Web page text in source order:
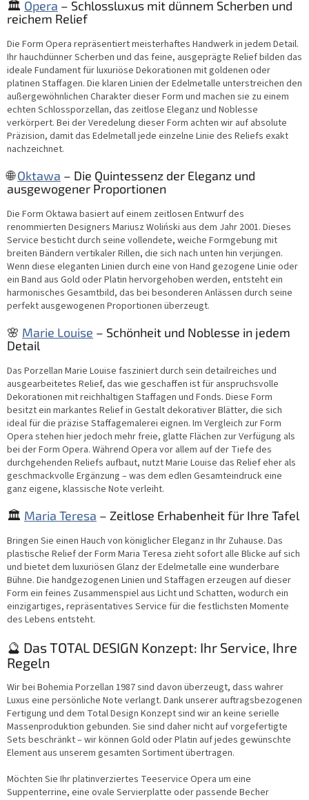
r
s
t
e
🏛️ Opera – Schlossluxus mit dünnem Scherben und
reichem Relief
Die Form Opera repräsentiert meisterhaftes Handwerk in jedem Detail.
Ihr hauchdünner Scherben und das feine, ausgeprägte Relief bilden das
ideale Fundament für luxuriöse Dekorationen mit goldenen oder
platinen Staffagen. Die klaren Linien der Edelmetalle unterstreichen den
außergewöhnlichen Charakter dieser Form und machen sie zu einem
echten Schlossporzellan, das zeitlose Eleganz und Noblesse
verkörpert. Bei der Veredelung dieser Form achten wir auf absolute
Präzision, damit das Edelmetall jede einzelne Linie des Reliefs exakt
nachzeichnet.
🌐Oktawa – Die Quintessenz der Eleganz und
ausgewogener Proportionen
Die Form Oktawa basiert auf einem zeitlosen Entwurf des
renommierten Designers Mariusz Woliński aus dem Jahr 2001. Dieses
Service besticht durch seine vollendete, weiche Formgebung mit
breiten Bändern vertikaler Rillen, die sich nach unten hin verjüngen.
Wenn diese eleganten Linien durch eine von Hand gezogene Linie oder
ein Band aus Gold oder Platin hervorgehoben werden, entsteht ein
harmonisches Gesamtbild, das bei besonderen Anlässen durch seine
perfekt ausgewogenen Proportionen überzeugt.
🌸 Marie Louise – Schönheit und Noblesse in jedem
Detail
Das Porzellan Marie Louise fasziniert durch sein detailreiches und
ausgearbeitetes Relief, das wie geschaffen ist für anspruchsvolle
Dekorationen mit reichhaltigen Staffagen und Fonds. Diese Form
besitzt ein markantes Relief in Gestalt dekorativer Blätter, die sich
ideal für die präzise Staffagemalerei eignen. Im Vergleich zur Form
Opera stehen hier jedoch mehr freie, glatte Flächen zur Verfügung als
bei der Form Opera. Während Opera vor allem auf der Tiefe des
durchgehenden Reliefs aufbaut, nutzt Marie Louise das Relief eher als
geschmackvolle Ergänzung – was dem edlen Gesamteindruck eine
ganz eigene, klassische Note verleiht.
🏛️ Maria Teresa – Zeitlose Erhabenheit für Ihre Tafel
Bringen Sie einen Hauch von königlicher Eleganz in Ihr Zuhause. Das
plastische Relief der Form Maria Teresa zieht sofort alle Blicke auf sich
und bietet dem luxuriösen Glanz der Edelmetalle eine wunderbare
Bühne. Die handgezogenen Linien und Staffagen erzeugen auf dieser
Form ein feines Zusammenspiel aus Licht und Schatten, wodurch ein
einzigartiges, repräsentatives Service für die festlichsten Momente
des Lebens entsteht.
🔮 Das TOTAL DESIGN Konzept: Ihr Service, Ihre
Regeln
Wir bei Bohemia Porzellan 1987 sind davon überzeugt, dass wahrer
Luxus eine persönliche Note verlangt. Dank unserer auftragsbezogenen
Fertigung und dem Total Design Konzept sind wir an keine serielle
Massenproduktion gebunden. Sie sind daher nicht auf vorgefertigte
Sets beschränkt – wir können Gold oder Platin auf jedes gewünschte
Element aus unserem gesamten Sortiment übertragen.
Möchten Sie Ihr platinverziertes Teeservice Opera um eine
Suppenterrine, eine ovale Servierplatte oder passende Becher